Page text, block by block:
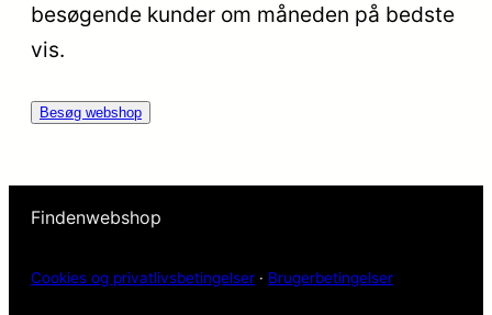
besøgende kunder om måneden på bedste
vis.
Besøg webshop
Findenwebshop
Cookies og privatlivsbetingelser · Brugerbetingelser